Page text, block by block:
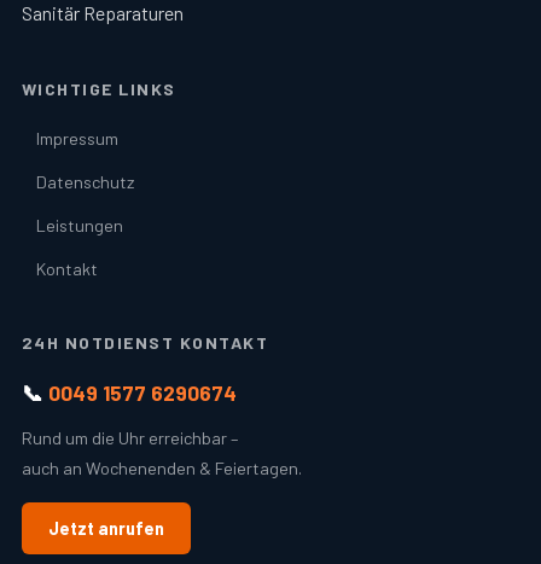
Sanitär Reparaturen
WICHTIGE LINKS
Impressum
Datenschutz
Leistungen
Kontakt
24H NOTDIENST KONTAKT
📞 0049 1577 6290674
Rund um die Uhr erreichbar –
auch an Wochenenden & Feiertagen.
Jetzt anrufen